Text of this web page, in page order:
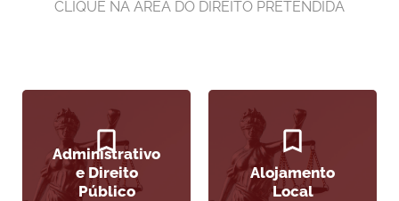
CLIQUE NA ÁREA DO DIREITO PRETENDIDA
Administrativo
e Direito
Público
Alojamento
Local